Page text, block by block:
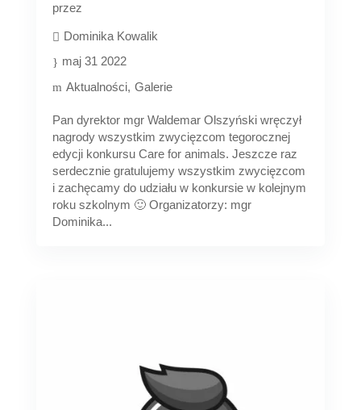
przez
Dominika Kowalik
maj 31 2022
Aktualności Galerie
Pan dyrektor mgr Waldemar Olszyński wręczył
nagrody wszystkim zwycięzcom tegorocznej
edycji konkursu Care for animals. Jeszcze raz
serdecznie gratulujemy wszystkim zwycięzcom
i zachęcamy do udziału w konkursie w kolejnym
roku szkolnym 🙂 Organizatorzy: mgr
Dominika...